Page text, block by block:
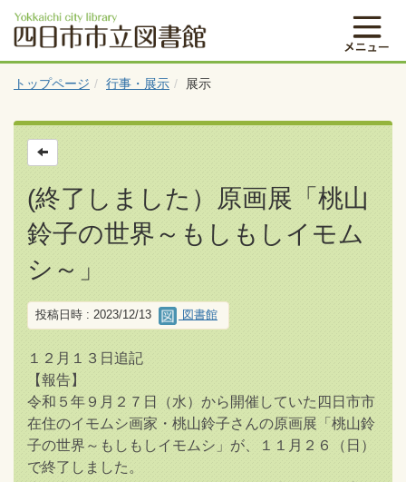
トップページ 行事・展示 展示
(終了しました）原画展「桃山
鈴子の世界～もしもしイモム
シ～」
投稿日時 : 2023/12/13 図書館
１２月１３日追記
【報告】
令和５年９月２７日（水）から開催していた四日市市
在住のイモムシ画家・桃山鈴子さんの原画展「桃山鈴
子の世界～もしもしイモムシ」が、１１月２６（日）
で終了しました。